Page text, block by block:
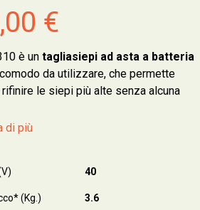
€
è untagliasiepi ad asta a batteria
da utilizzare, che permette
le siepi più alte senza alcuna
di più
40
(Kg.) 3.6